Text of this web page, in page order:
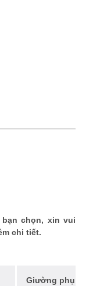
chọn, xin vui
chi tiết.
Giường phụ